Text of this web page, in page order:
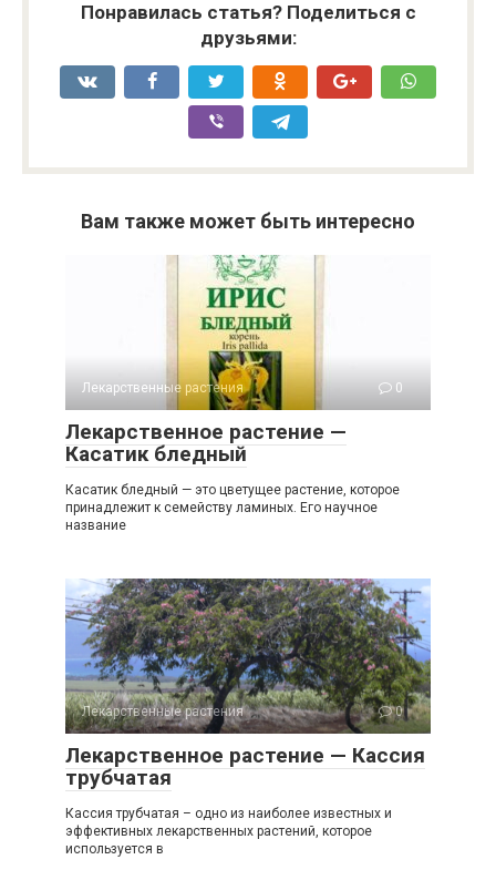
Понравилась статья? Поделиться с
друзьями:
Вам также может быть интересно
Лекарственные растения 0
Лекарственное растение —
Касатик бледный
Касатик бледный — это цветущее растение, которое
принадлежит к семейству ламиных. Его научное
название
Лекарственные растения 0
Лекарственное растение — Кассия
трубчатая
Кассия трубчатая – одно из наиболее известных и
эффективных лекарственных растений, которое
используется в